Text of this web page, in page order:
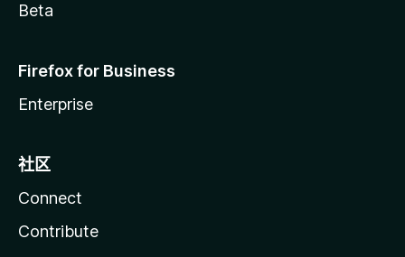
Beta
Firefox for Business
Enterprise
社区
Connect
Contribute